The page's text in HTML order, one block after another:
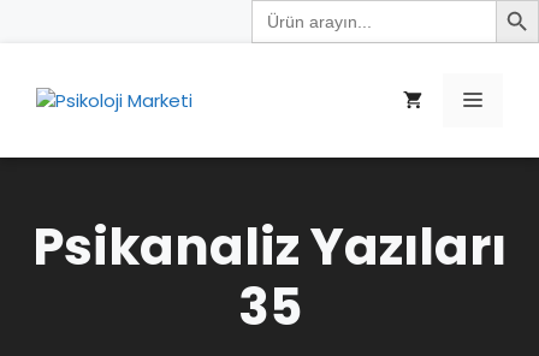
Search
for:
Menü
Psikanaliz Yazıları
35